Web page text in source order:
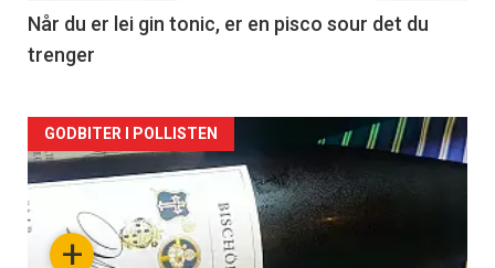
2
Når du er lei gin tonic, er en pisco sour det du
trenger
Forsiden
akkurat
nå+
GODBITER I POLLISTEN